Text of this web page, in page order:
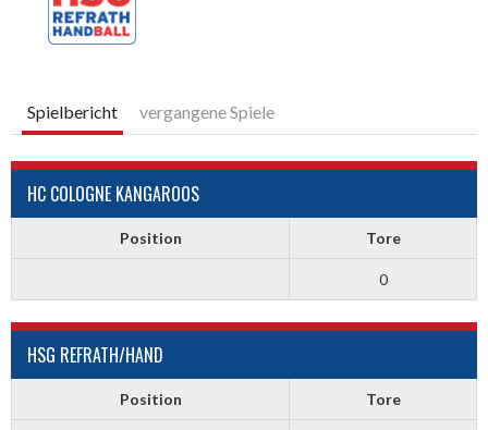
Spielbericht vergangene Spiele
HC COLOGNE KANGAROOS
Position Tore
0
HSG REFRATH/HAND
Position Tore